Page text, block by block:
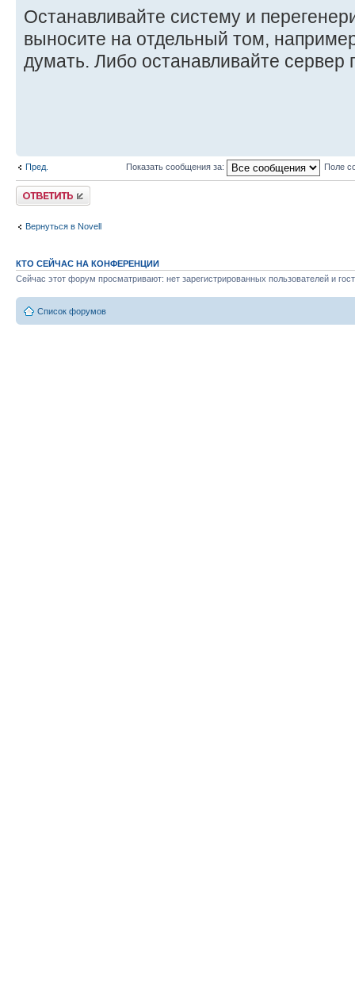
Останавливайте систему и
выносите на отдельный том,
думать. Либо останавливайте сервер
Пред. Показать сообщения за: Поле
Ответить
Вернуться в Novell
КТО СЕЙЧАС НА КОНФЕРЕНЦИИ
Сейчас этот форум просматривают: нет зарегистрированных пользователей и
Список форумов